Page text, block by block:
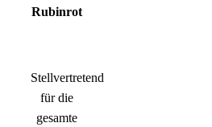
Rubinrot
Stellvertretend
für die
gesamte